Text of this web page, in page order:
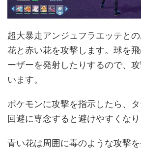
超大暴走アンジュフラエッテと
花と赤い花を攻撃します。球を
ーザーを発射したりするので、
います。
ポケモンに攻撃を指示したら、
回避に専念すると避けやすくなり
青い花は周囲に毒のような攻撃を